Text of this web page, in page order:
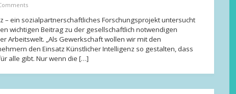
– ein sozialpartnerschaftliches Forschungsprojekt untersucht
wichtigen Beitrag zu der gesellschaftlich notwendigen
Arbeitswelt. „Als Gewerkschaft wollen wir mit den
den Einsatz Künstlicher Intelligenz so gestalten, dass
alle gibt. Nur wenn die […]